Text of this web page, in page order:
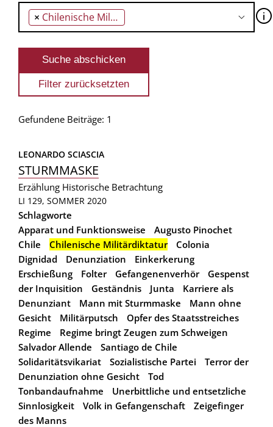
× Chilenische Militärdiktatur 🛈
Gefundene Beiträge: 1
LEONARDO SCIASCIA
STURMMASKE
Erzählung Historische Betrachtung
LI 129, SOMMER 2020
Schlagworte
Apparat und Funktionsweise
Augusto Pinochet
Chile
Chilenische Militärdiktatur
Colonia
Dignidad
Denunziation
Einkerkerung
Erschießung
Folter Gefangenenverhör
Gespenst
der Inquisition
Geständnis Junta
Karriere als
Denunziant
Mann mit Sturmmaske
Mann ohne
Gesicht
Militärputsch
Opfer des Staatsstreiches
Regime
Regime bringt Zeugen zum Schweigen
Salvador Allende
Santiago de Chile
Solidaritätsvikariat
Sozialistische Partei
Terror der
Denunziation ohne Gesicht
Tod
Tonbandaufnahme
Unerbittliche und entsetzliche
Sinnlosigkeit
Volk in Gefangenschaft
Zeigefinger
des Manns